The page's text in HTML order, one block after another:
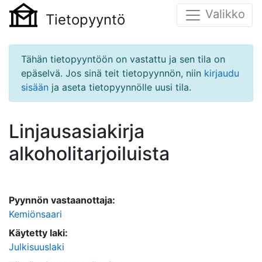
Tietopyyntö Valikko
Tähän tietopyyntöön on vastattu ja sen tila on
epäselvä. Jos sinä teit tietopyynnön, niin kirjaudu
sisään ja aseta tietopyynnölle uusi tila.
Linjausasiakirja
alkoholitarjoiluista
Pyynnön vastaanottaja:
Kemiönsaari
Käytetty laki:
Julkisuuslaki